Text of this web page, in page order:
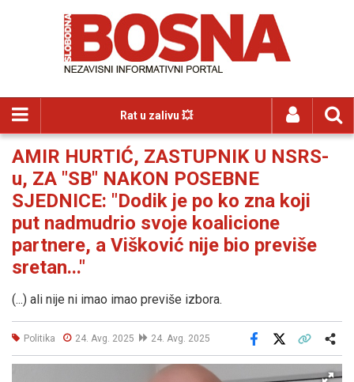
Rat u zalivu 💥
AMIR HURTIĆ, ZASTUPNIK U NSRS-
u, ZA "SB" NAKON POSEBNE
SJEDNICE: "Dodik je po ko zna koji
put nadmudrio svoje koalicione
partnere, a Višković nije bio previše
sretan..."
(...) ali nije ni imao imao previše izbora.
Politika 24. Avg. 2025 24. Avg. 2025
Facebook